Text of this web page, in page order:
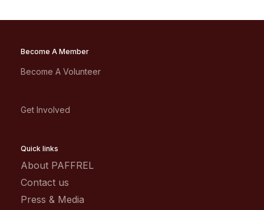
Become A Member
Become A Volunteer
Get Involved
Quick links
About PAFFREL
Contact us
Press & Media